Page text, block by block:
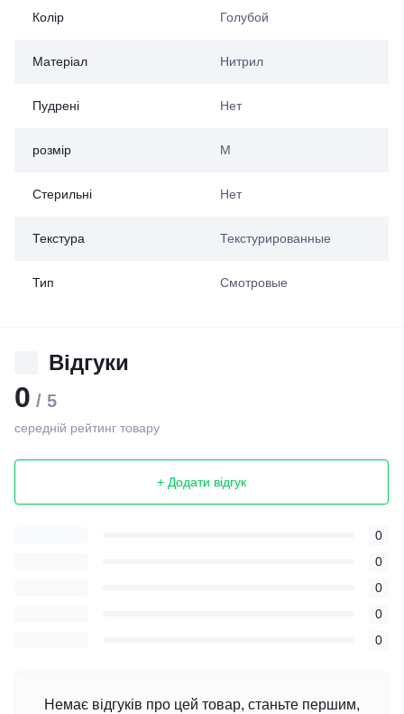
Колір Голубой
Матеріал Нитрил
Пудрені Нет
розмір M
Стерильні Нет
Текстура Текстурированные
Тип Смотровые
Відгуки
0 / 5
середній рейтинг товару
+ Додати відгук
0
0
0
0
0
Немає відгуків про цей товар, станьте першим,